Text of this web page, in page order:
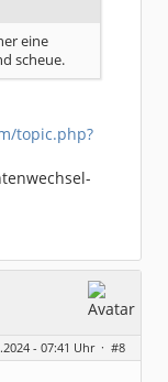
eine
scheue.
topic.php?
- 07:41 Uhr · #8